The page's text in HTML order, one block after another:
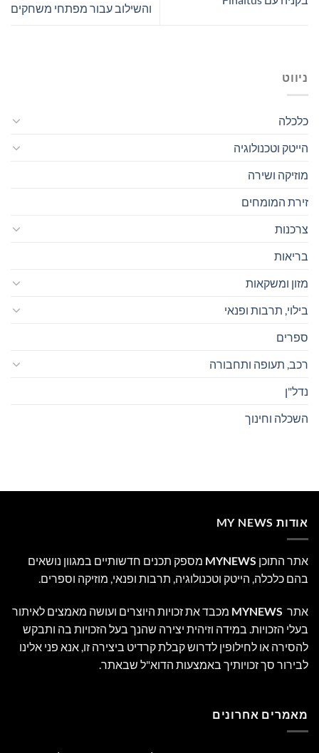
והשילוב עבור מפתחי משחקים
ניווט
כלכלה
הייטק וטכנולוגיה
מוזיקה ושירה
זירת המומחים
צרכנות
בריאות
מזון ומשקאות
בילוי, תרבות ופנאי
ספרים
רכב, תעופה ותחבורה
נדל"ן
השכלה וחינוך
אודות MY NEWS
אתר התוכן MYNEWS מספק תכנים חדשותיים במגוון נושאים
בהם כלכלה, הייטק וטכנולוגיה, תרבות ופנאי, מוזיקה וספרים.
אתר MYNEWS מכבד את זכויות היוצרים ועושה מאמצים לאיתור
בעלי הזכויות. במידה וזיהית יצירה שהנך בעל הזכויות בה ותבקש
להסירה או לחילופין לדרוש קבלת קרדיט ביצירה זו, אנא פני אלינו
לבירור סך זכויותיך באמצעות הדוא"ל שבאתר.
מאמרים אחרונים